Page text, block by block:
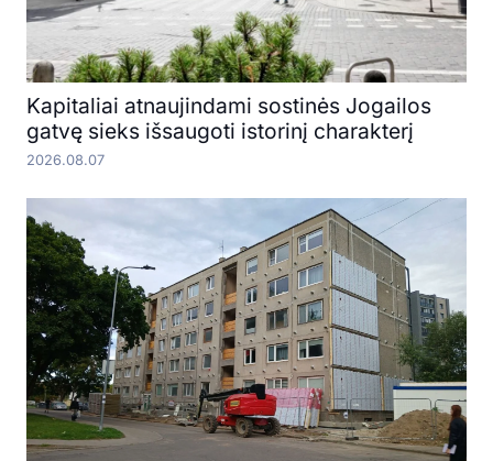
Kapitaliai atnaujindami sostinės Jogailos
gatvę sieks išsaugoti istorinį charakterį
2026.08.07